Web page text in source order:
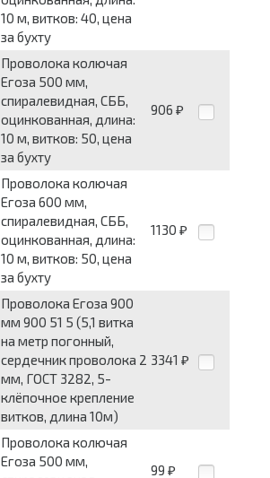
10 м, витков: 40, цена
за бухту
Проволока колючая
Егоза 500 мм,
спиралевидная, СББ,
оцинкованная, длина:
10 м, витков: 50, цена
за бухту
906 ₽
Проволока колючая
Егоза 600 мм,
спиралевидная, СББ,
оцинкованная, длина:
10 м, витков: 50, цена
за бухту
1130 ₽
Проволока Егоза 900
мм 900 51 5 (5,1 витка
на метр погонный,
сердечник проволока 2
мм, ГОСТ 3282, 5-
клёпочное крепление
витков, длина 10м)
3341 ₽
Проволока колючая
Егоза 500 мм,
99 ₽